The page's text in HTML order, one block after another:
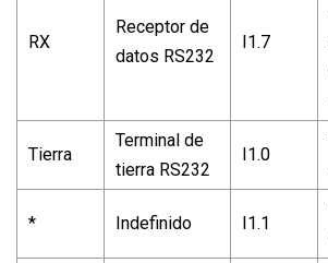
RX
Receptor de
datos RS232
I1.7
Tierra
Terminal de
tierra RS232
I1.0
* Indefinido I1.1